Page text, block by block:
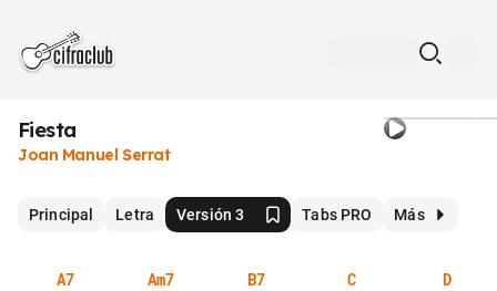
Fiesta
Joan Manuel Serrat
Principal Letra Versión 3 Tabs PRO Más
A7 Am7 B7 C D